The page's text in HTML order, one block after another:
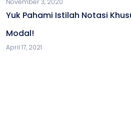
November 3, 2020
Yuk Pahami Istilah Notasi
Modal!
April 17, 2021